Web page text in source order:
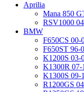
Aprilia
Mana 850
RSV1000
BMW
F650CS 00-
F650ST 96-
K1200S 03-
K1300R 07-
K1300S 09-
R1200GS